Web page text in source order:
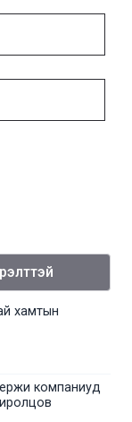
хамтын
компаниуд